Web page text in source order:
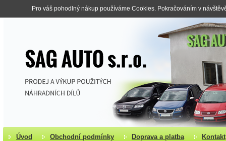
Pro váš pohodlný nákup používáme Cookies. Pokračováním v
Úvod Obchodní podmínky Doprava a platba Kontakt